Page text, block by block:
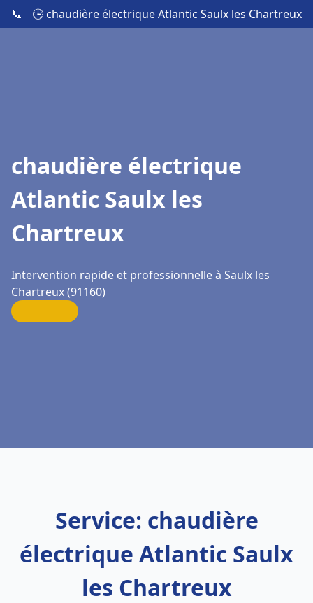
📞 🕒 chaudière électrique Atlantic Saulx les Chartreux
chaudière électrique
Atlantic Saulx les
Chartreux
Intervention rapide et professionnelle à Saulx les
Chartreux (91160)
Service: chaudière
électrique Atlantic Saulx
les Chartreux